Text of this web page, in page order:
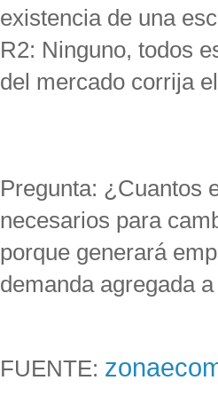
existencia de una
R2: Ninguno, todos
del mercado corrija
Pregunta: ¿Cuantos
necesarios para
porque generará
demanda agregada
FUENTE: